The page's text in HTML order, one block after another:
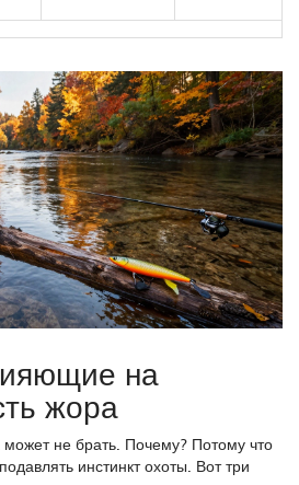
на
жора
не брать. Почему? Потому что
инстинкт охоты. Вот три